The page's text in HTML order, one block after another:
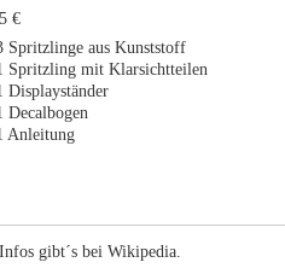
€
Spritzlinge aus Kunststoff
Spritzling mit Klarsichtteilen
Displayständer
Decalbogen
Anleitung
gibt´s bei Wikipedia.